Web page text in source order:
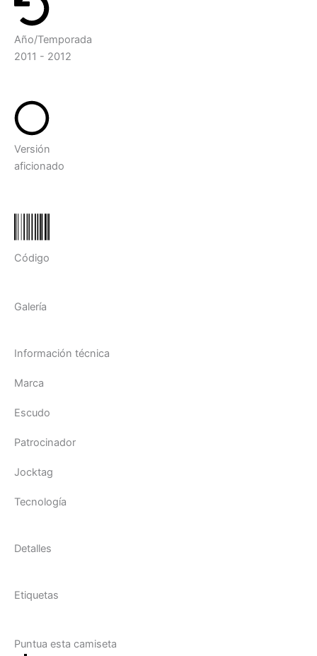
Año/Temporada
2011 - 2012
Versión
aficionado
Código
Galería
Información técnica
Marca
Escudo
Patrocinador
Jocktag
Tecnología
Detalles
Etiquetas
Puntua esta camiseta